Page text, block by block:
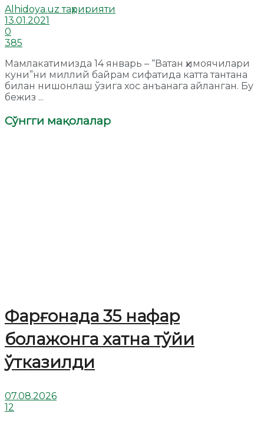
Alhidoya.uz таҳририяти
13.01.2021
0
385
Мамлакатимизда 14 январь – “Ватан ҳимоячилари
куни”ни миллий байрам сифатида катта тантана
билан нишонлаш ўзига хос анъанага айланган. Бу
бежиз ...
Сўнгги мақолалар
Фарғонада 35 нафар
болажонга хатна тўйи
ўтказилди
07.08.2026
12